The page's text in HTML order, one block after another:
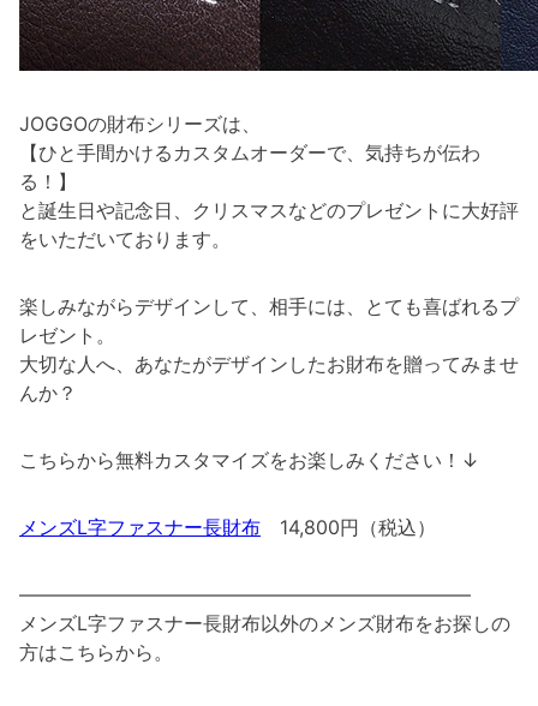
JOGGOの財布シリーズは、
【ひと手間かけるカスタムオーダーで、気持ちが伝わ
る！】
と誕生日や記念日、クリスマスなどのプレゼントに大好評
をいただいております。
楽しみながらデザインして、相手には、とても喜ばれるプ
レゼント。
大切な人へ、あなたがデザインしたお財布を贈ってみませ
んか？
こちらから無料カスタマイズをお楽しみください！↓
メンズL字ファスナー長財布 14,800円（税込）
———————————————————————–
メンズL字ファスナー長財布以外のメンズ財布をお探しの
方はこちらから。